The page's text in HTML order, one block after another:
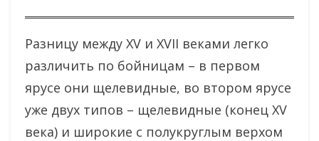
Разницу между XV и XVII веками легко
различить по бойницам – в первом
ярусе они щелевидные, во втором ярусе
уже двух типов – щелевидные (конец XV
века) и широкие с полукруглым верхом